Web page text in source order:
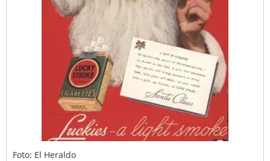
Foto: El Heraldo